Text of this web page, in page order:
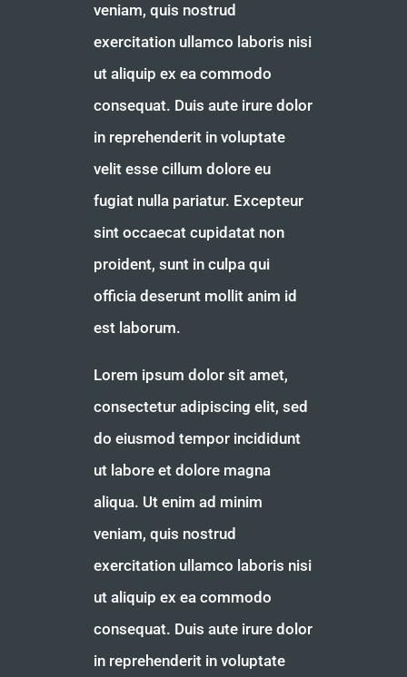
veniam, quis nostrud
exercitation ullamco laboris nisi
ut aliquip ex ea commodo
consequat. Duis aute irure dolor
in reprehenderit in voluptate
velit esse cillum dolore eu
fugiat nulla pariatur. Excepteur
sint occaecat cupidatat non
proident, sunt in culpa qui
officia deserunt mollit anim id
est laborum.
Lorem ipsum dolor sit amet,
consectetur adipiscing elit, sed
do eiusmod tempor incididunt
ut labore et dolore magna
aliqua. Ut enim ad minim
veniam, quis nostrud
exercitation ullamco laboris nisi
ut aliquip ex ea commodo
consequat. Duis aute irure dolor
in reprehenderit in voluptate